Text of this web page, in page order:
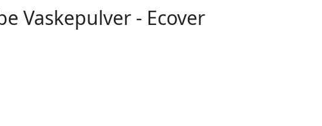
Vaskepulver - Ecover